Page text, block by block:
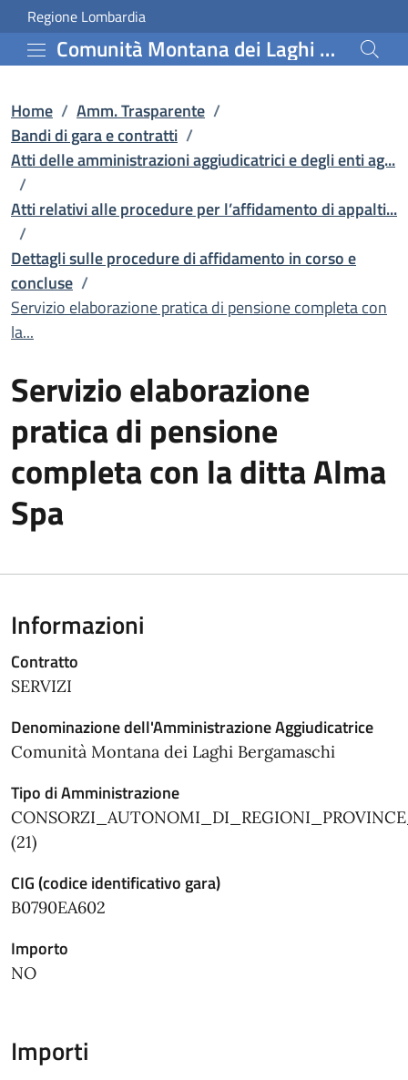
Vai al contenuto principale
Servizio elaborazione
Regione Lombardia
Comunità Montana dei Laghi Bergamaschi
Home / Amm. Trasparente /
Bandi di gara e contratti /
Atti delle amministrazioni aggiudicatrici e degli enti ag...
/
Atti relativi alle procedure per l’affidamento di appalti...
/
Dettagli sulle procedure di affidamento in corso e
concluse /
Servizio elaborazione pratica di pensione completa con
la...
Servizio elaborazione
pratica di pensione
completa con la ditta Alma
Spa
Informazioni
Contratto
SERVIZI
Denominazione dell'Amministrazione Aggiudicatrice
Comunità Montana dei Laghi Bergamaschi
Tipo di Amministrazione
(21)
CIG (codice identificativo gara)
B0790EA602
Importo
NO
Importi